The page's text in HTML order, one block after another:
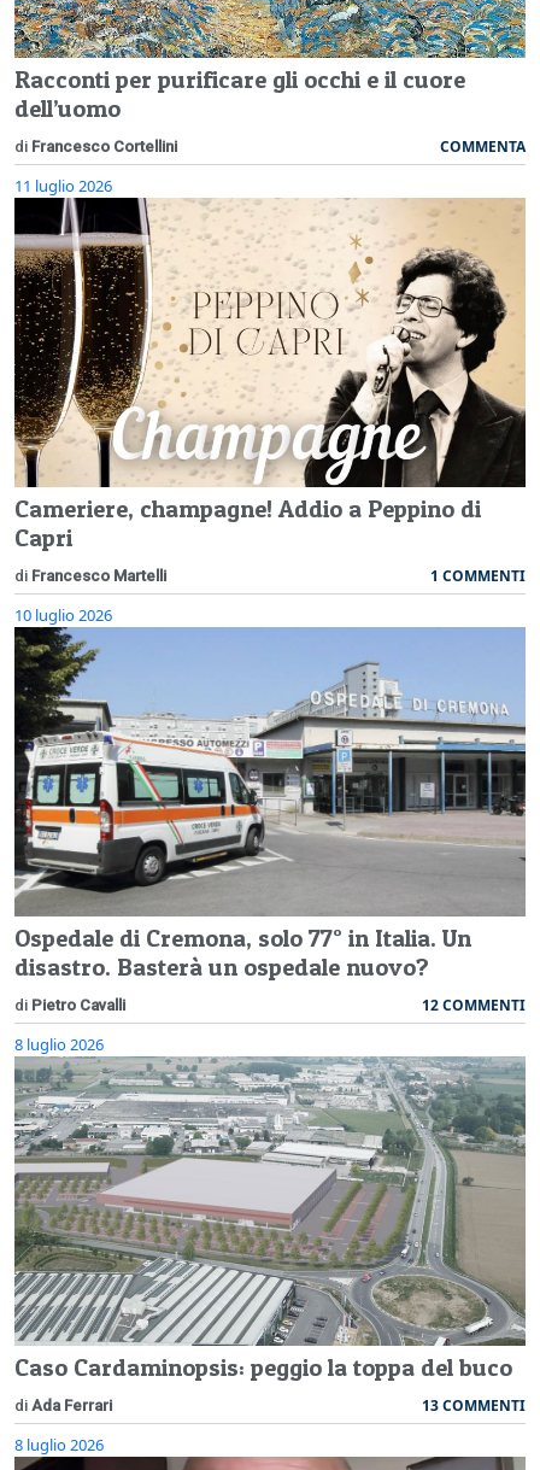
Racconti per purificare gli occhi e il cuore
dell’uomo
di Francesco Cortellini COMMENTA
11 luglio 2026
Cameriere, champagne! Addio a Peppino di
Capri
di Francesco Martelli 1 COMMENTI
10 luglio 2026
Ospedale di Cremona, solo 77° in Italia. Un
disastro. Basterà un ospedale nuovo?
di Pietro Cavalli 12 COMMENTI
8 luglio 2026
Caso Cardaminopsis: peggio la toppa del buco
di Ada Ferrari 13 COMMENTI
8 luglio 2026